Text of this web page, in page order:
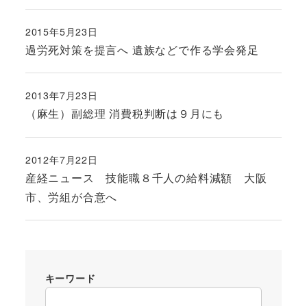
過労死対策を提言へ 遺族などで作る学会発足
投稿日
2015年5月23日
（麻生）副総理 消費税判断は９月にも
投稿日
2013年7月23日
産経ニュース 技能職８千人の給料減額 大阪
市、労組が合意へ
投稿日
2012年7月22日
キーワード